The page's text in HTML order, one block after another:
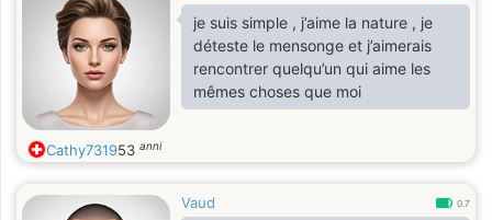
je suis simple , j’aime la nature , je
déteste le mensonge et j’aimerais
rencontrer quelqu’un qui aime les
mêmes choses que moi
Cathy731953 anni
Vaud 0.7